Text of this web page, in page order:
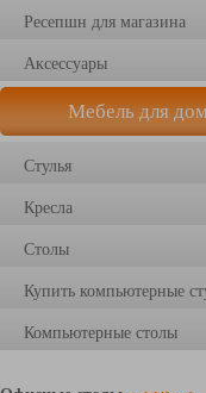
Ресепшн для магазина
Аксессуары
Мебель для
Стулья
Кресла
Столы
Купить компьютерные
Компьютерные столы